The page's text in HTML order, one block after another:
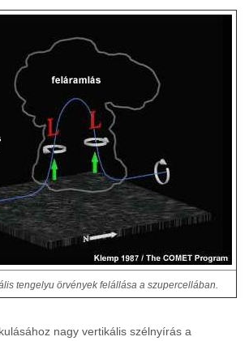
tengelyu örvények felállása a szupercellában.
nagy vertikális szélnyírás a